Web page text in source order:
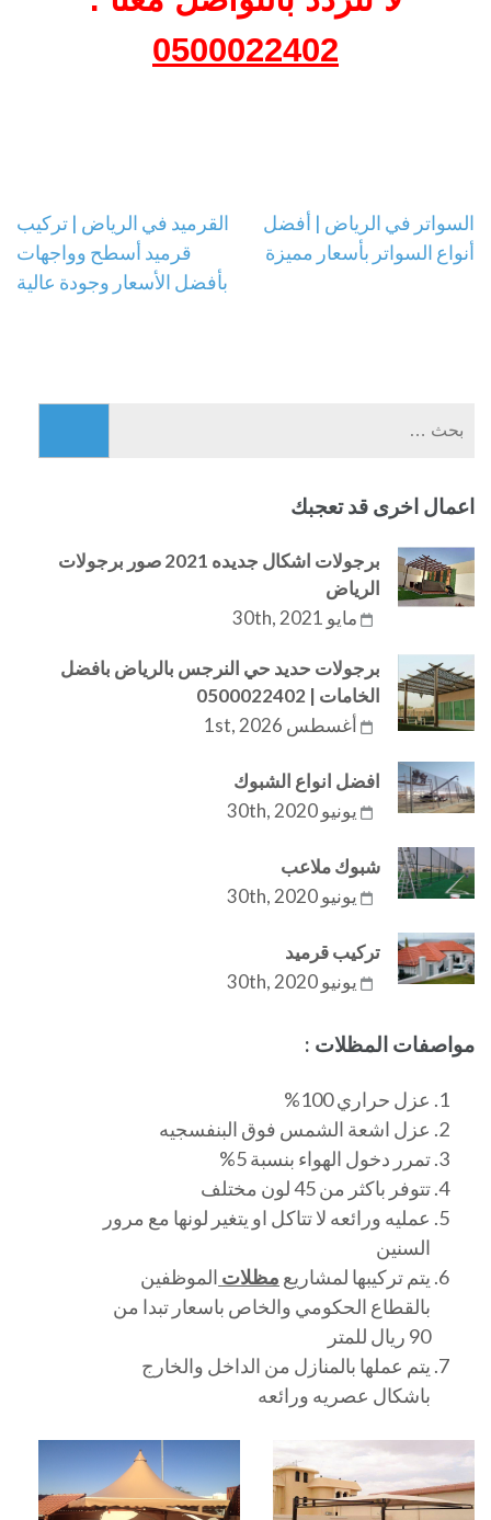
0500022402
تصفّح
المقالات
السواتر في الرياض | أفضل
أنواع السواتر بأسعار مميزة
القرميد في الرياض | تركيب
قرميد أسطح وواجهات
بأفضل الأسعار وجودة عالية
اعمال اخرى قد تعجبك
برجولات اشكال جديده 2021 صور برجولات
الرياض
مايو 30th, 2021
برجولات حديد حي النرجس بالرياض بافضل
الخامات | 0500022402
أغسطس 1st, 2026
افضل انواع الشبوك
يونيو 30th, 2020
شبوك ملاعب
يونيو 30th, 2020
تركيب قرميد
يونيو 30th, 2020
مواصفات المظلات :
عزل حراري 100%
عزل اشعة الشمس فوق البنفسجيه
تمرر دخول الهواء بنسبة 5%
تتوفر باكثر من 45 لون مختلف
عمليه ورائعه لا تتاكل او يتغير لونها مع مرور
السنين
يتم تركيبها لمشاريع مظلات الموظفين
بالقطاع الحكومي والخاص باسعار تبدا من
90 ريال للمتر
يتم عملها بالمنازل من الداخل والخارج
باشكال عصريه ورائعه